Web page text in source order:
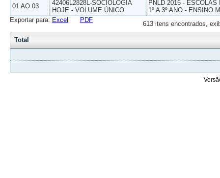
01 AO 03
42406L2828L-SOCIOLOGIA
HOJE - VOLUME ÚNICO
PNLD 2016 -
1º A 3º ANO - ENSINO
613 itens encontrados,
Exportar para: Excel PDF
Total